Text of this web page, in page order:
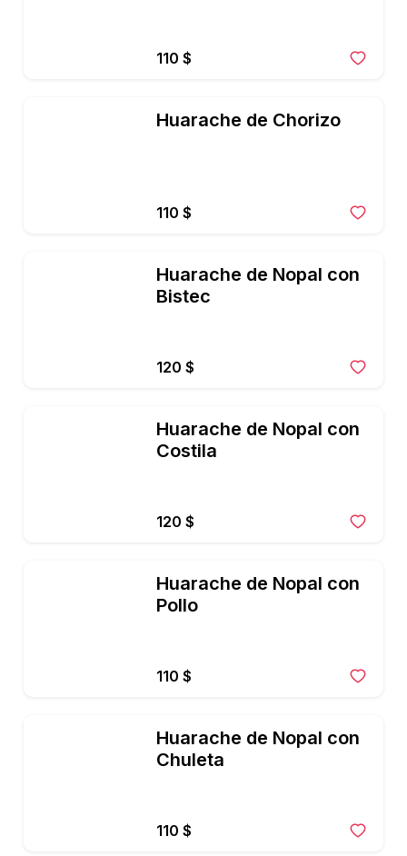
110 $
Huarache de Chorizo
110 $
Huarache de Nopal con
Bistec
120 $
Huarache de Nopal con
Costila
120 $
Huarache de Nopal con
Pollo
110 $
Huarache de Nopal con
Chuleta
110 $